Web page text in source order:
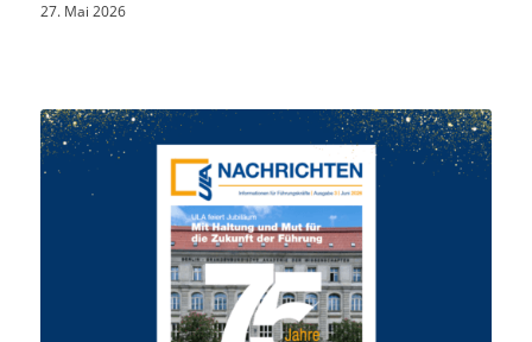
27. Mai 2026